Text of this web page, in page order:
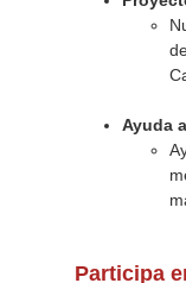
Ayuda
Participa